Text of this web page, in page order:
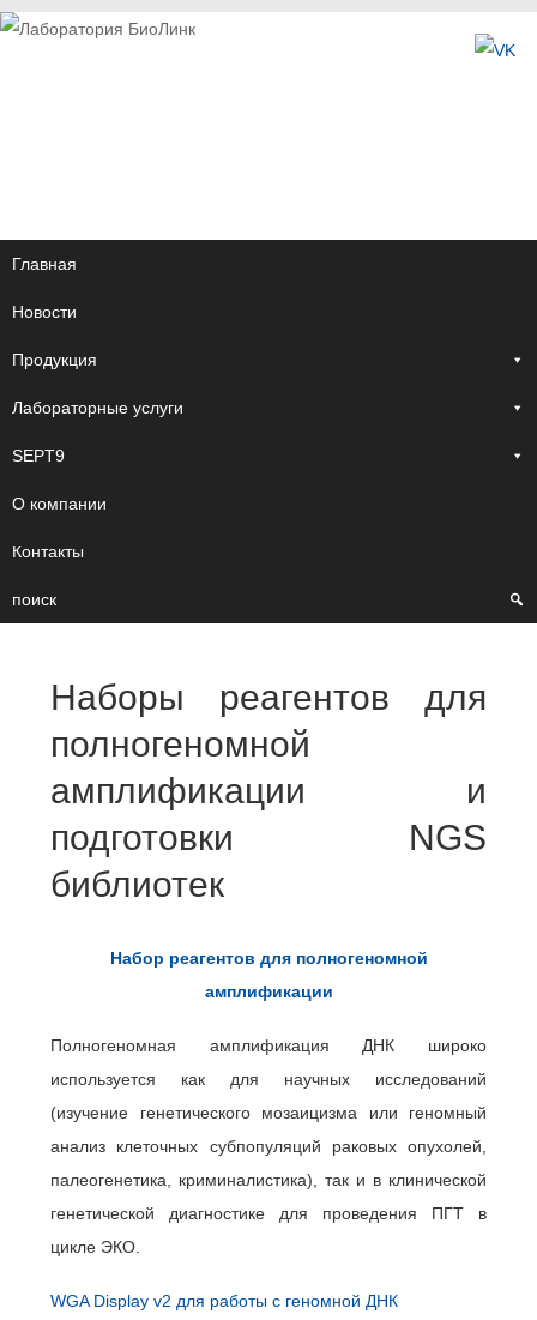
Главная
Новости
Продукция
Лабораторные услуги
SEPT9
О компании
Контакты
поиск
Наборы реагентов для
полногеномной
амплификации и
подготовки NGS
библиотек
Набор реагентов для полногеномной
амплификации
Полногеномная амплификация ДНК широко
используется как для научных исследований
(изучение генетического мозаицизма или геномный
анализ клеточных субпопуляций раковых опухолей,
палеогенетика, криминалистика), так и в клинической
генетической диагностике для проведения ПГТ в
цикле ЭКО.
WGA Display v2 для работы с геномной ДНК